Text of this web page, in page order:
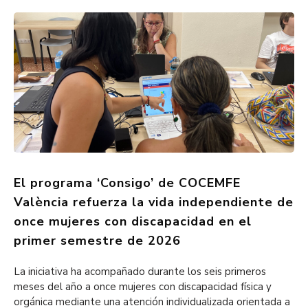
El programa ‘Consigo’ de COCEMFE
València refuerza la vida independiente de
once mujeres con discapacidad en el
primer semestre de 2026
La iniciativa ha acompañado durante los seis primeros
meses del año a once mujeres con discapacidad física y
orgánica mediante una atención individualizada orientada a